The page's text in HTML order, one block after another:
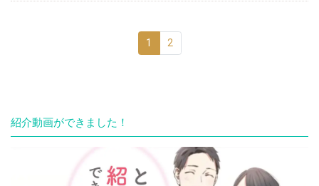
1 2
紹介動画ができました！